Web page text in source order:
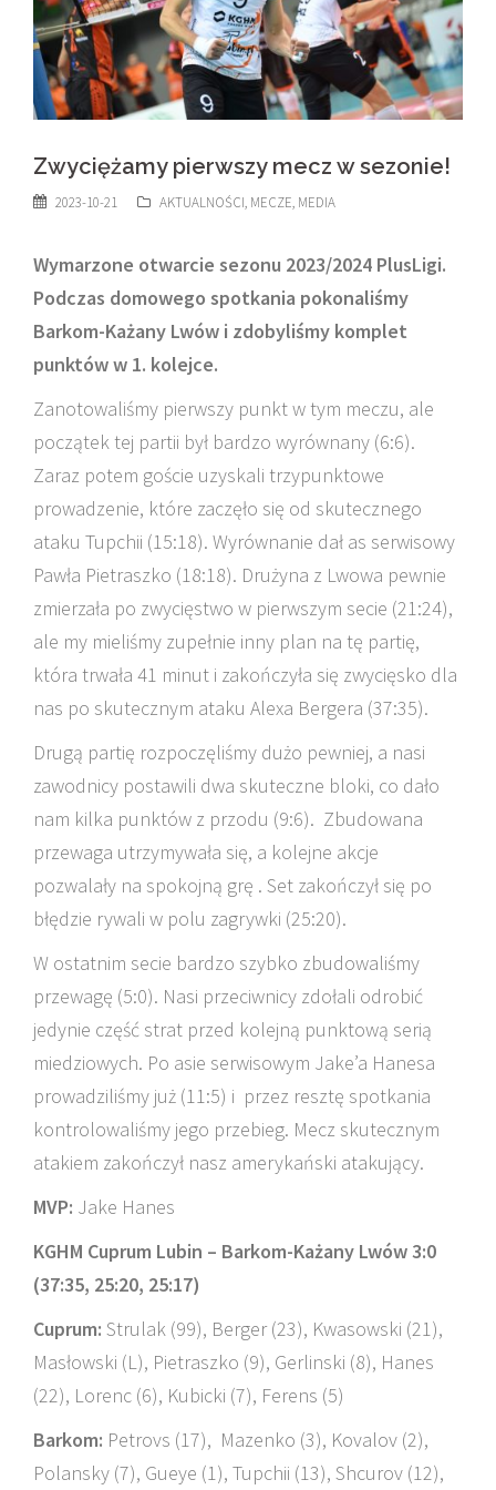
Zwyciężamy pierwszy mecz w sezonie!
2023-10-21 AKTUALNOŚCI, MECZE, MEDIA
Wymarzone otwarcie sezonu 2023/2024 PlusLigi.
Podczas domowego spotkania pokonaliśmy
Barkom-Każany Lwów i zdobyliśmy komplet
punktów w 1. kolejce.
Zanotowaliśmy pierwszy punkt w tym meczu, ale
początek tej partii był bardzo wyrównany (6:6).
Zaraz potem goście uzyskali trzypunktowe
prowadzenie, które zaczęło się od skutecznego
ataku Tupchii (15:18). Wyrównanie dał as serwisowy
Pawła Pietraszko (18:18). Drużyna z Lwowa pewnie
zmierzała po zwycięstwo w pierwszym secie (21:24),
ale my mieliśmy zupełnie inny plan na tę partię,
która trwała 41 minut i zakończyła się zwycięsko dla
nas po skutecznym ataku Alexa Bergera (37:35).
Drugą partię rozpoczęliśmy dużo pewniej, a nasi
zawodnicy postawili dwa skuteczne bloki, co dało
nam kilka punktów z przodu (9:6). Zbudowana
przewaga utrzymywała się, a kolejne akcje
pozwalały na spokojną grę . Set zakończył się po
błędzie rywali w polu zagrywki (25:20).
W ostatnim secie bardzo szybko zbudowaliśmy
przewagę (5:0). Nasi przeciwnicy zdołali odrobić
jedynie część strat przed kolejną punktową serią
miedziowych. Po asie serwisowym Jake’a Hanesa
prowadziliśmy już (11:5) i przez resztę spotkania
kontrolowaliśmy jego przebieg. Mecz skutecznym
atakiem zakończył nasz amerykański atakujący.
MVP: Jake Hanes
KGHM Cuprum Lubin – Barkom-Każany Lwów 3:0
(37:35, 25:20, 25:17)
Cuprum: Strulak (99), Berger (23), Kwasowski (21),
Masłowski (L), Pietraszko (9), Gerlinski (8), Hanes
(22), Lorenc (6), Kubicki (7), Ferens (5)
Barkom: Petrovs (17), Mazenko (3), Kovalov (2),
Polansky (7), Gueye (1), Tupchii (13), Shcurov (12),